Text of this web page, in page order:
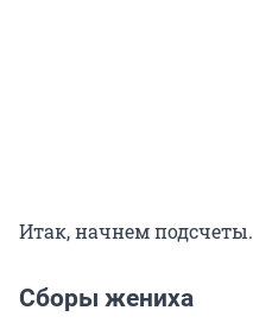
Итак, начнем подсчеты.
Сборы жениха